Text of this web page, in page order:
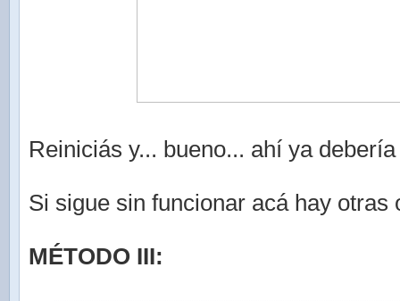
Reiniciás y... bueno... ahí ya
Si sigue sin funcionar acá hay otras
MÉTODO III: